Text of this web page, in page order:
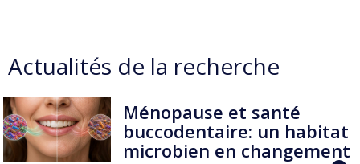
Actualités de la recherche
Ménopause et santé
buccodentaire: un habitat
microbien en changement